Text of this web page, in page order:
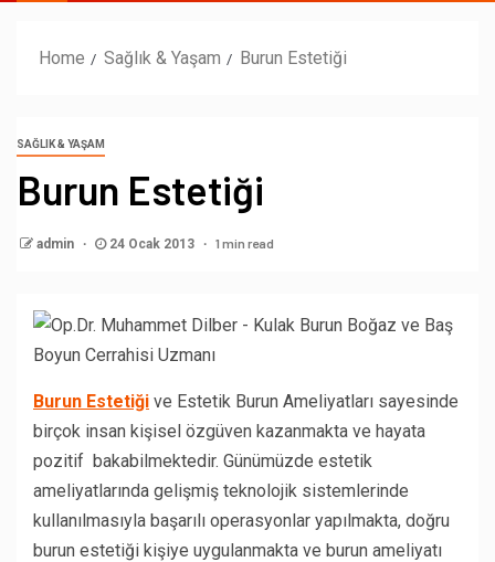
Home Sağlık & Yaşam Burun Estetiği
SAĞLIK & YAŞAM
Burun Estetiği
admin 24 Ocak 2013 1 min read
Burun Estetiği ve Estetik Burun Ameliyatları sayesinde
birçok insan kişisel özgüven kazanmakta ve hayata
pozitif bakabilmektedir. Günümüzde estetik
ameliyatlarında gelişmiş teknolojik sistemlerinde
kullanılmasıyla başarılı operasyonlar yapılmakta, doğru
burun estetiği kişiye uygulanmakta ve burun ameliyatı